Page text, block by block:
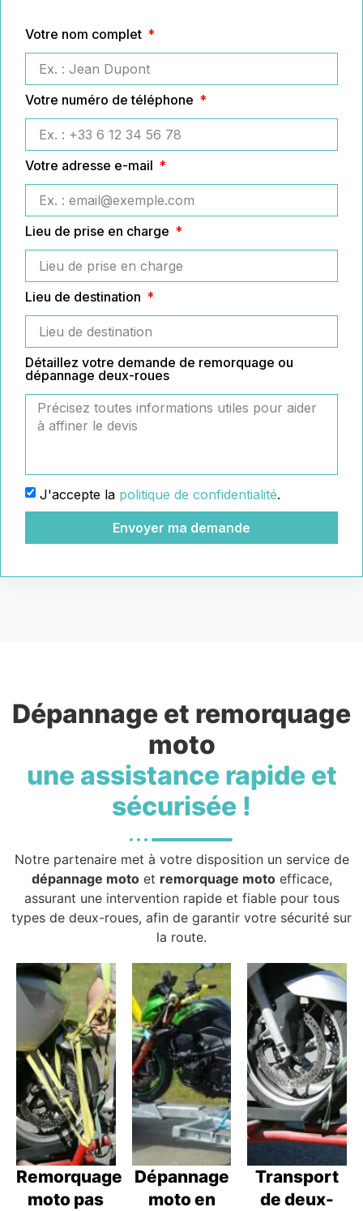
Votre nom complet
Votre numéro de téléphone
Votre adresse e-mail
Lieu de prise en charge
Lieu de destination
Détaillez votre demande de remorquage ou
dépannage deux-roues
J'accepte la politique de confidentialité.
Envoyer ma demande
Dépannage et remorquage
moto
une assistance rapide et
sécurisée !
Notre partenaire met à votre disposition un service de
dépannage motoet remorquage motoefficace,
assurant une intervention rapide et fiable pour tous
types de deux-roues, afin de garantir votre sécurité sur
la route.
Remorquage
moto pas
Dépannage
moto en
Transport
de deux-